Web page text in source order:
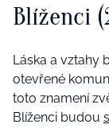
Blíženci
Láska a vztahy
otevřené
toto znamení
Blíženci budou